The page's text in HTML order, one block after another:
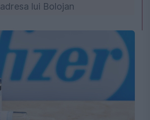
adresa lui Bolojan